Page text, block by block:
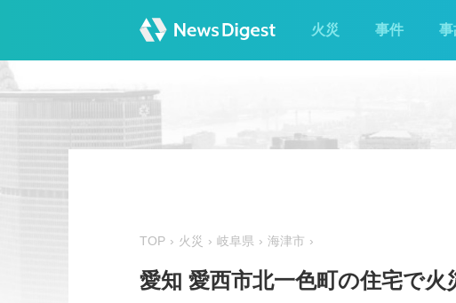
火災 事件 事
TOP 火災 岐阜県 海津市
愛知 愛西市北一色町の住宅で火